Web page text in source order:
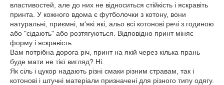
властивостей, але до них не відноситься стійкість і яскравіть
принта. У кожного вдома є футболочки з котону, вони
натуральні, приємні, м'які які, альо всі котонові речі з годиною
або "сідають" або розтягуються. Відповідно принт міняє
форму і яскравість.
Вам потрібна дорога річ, принт на якій через кілька прань
буде мати не тієї вигляд? Ні.
Як сіль і цукор надають різні смаки різним стравам, так і
котонові і штучні матеріали призначені для різного типу одягу.